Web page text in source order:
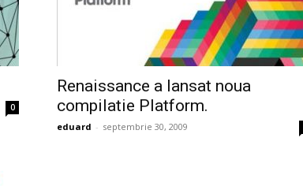
0
Renaissance a lansat noua
compilatie Platform.
eduard - septembrie 30, 2009